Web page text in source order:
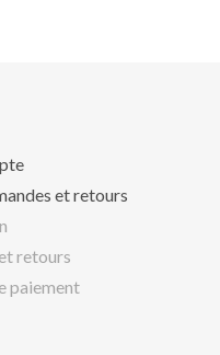
et retours
retours
paiement